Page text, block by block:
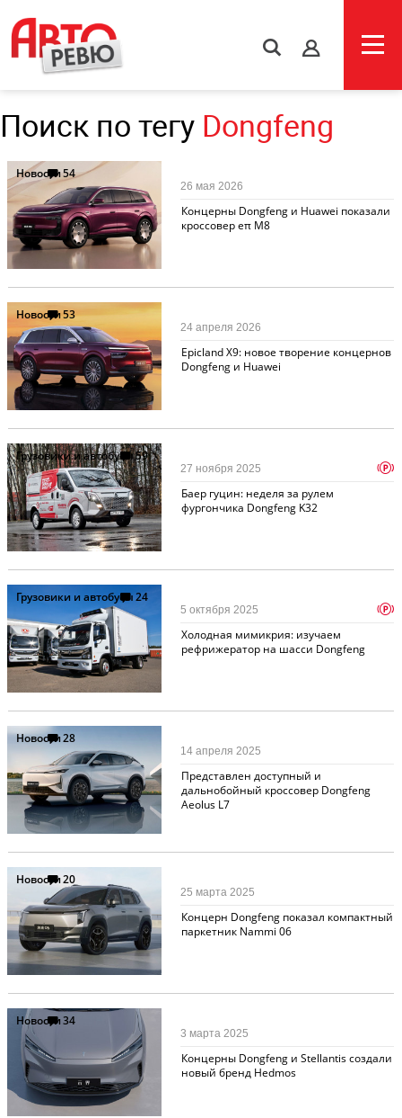
s
Поиск по тегу Dongfeng
Новости54
Концерны Dongfeng и Huawei показали
кроссовер eπ M8
26 мая 2026
Новости53
Epicland X9: новое творение концернов
Dongfeng и Huawei
24 апреля 2026
Грузовики и автобусы59
Баер гуцин: неделя за рулем
фургончика Dongfeng K32
27 ноября 2025 p
Грузовики и автобусы24
Холодная мимикрия: изучаем
рефрижератор на шасси Dongfeng
5 октября 2025 p
Новости28
Представлен доступный и
дальнобойный кроссовер Dongfeng
Aeolus L7
14 апреля 2025
Новости20
Концерн Dongfeng показал компактный
паркетник Nammi 06
25 марта 2025
Новости34
Концерны Dongfeng и Stellantis создали
новый бренд Hedmos
3 марта 2025